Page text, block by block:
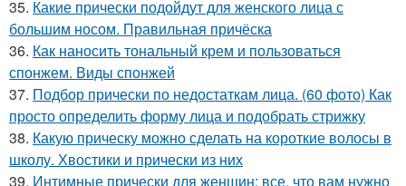
35. Какие прически подойдут для женского лица с
большим носом. Правильная причёска
36. Как наносить тональный крем и пользоваться
спонжем. Виды спонжей
37. Подбор прически по недостаткам лица. (60 фото) Как
просто определить форму лица и подобрать стрижку
38. Какую прическу можно сделать на короткие волосы в
школу. Хвостики и прически из них
39. Интимные прически для женщин: все, что вам нужно